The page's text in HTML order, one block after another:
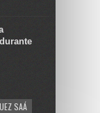
SAÁ